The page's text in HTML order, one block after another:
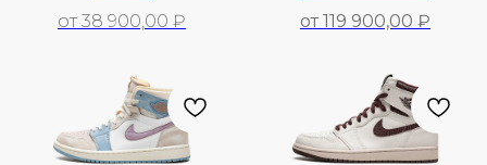
от 38 900,00 ₽
от 119 900,00 ₽